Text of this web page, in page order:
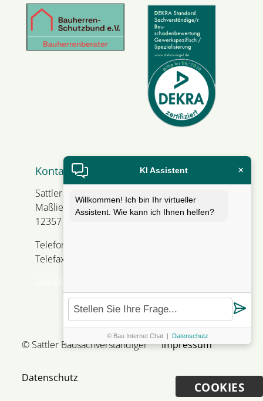
Kontakt
Sattler Bausachverständiger
Maßliebweg 1
12357 Berlin
Telefon +49 30 66 93 13 56
Telefax +49 30 66 93 13 57
© Sattler Bausachverständiger Impressum
Datenschutz
COOKIES
KI Assistent ×
Willkommen! Ich bin Ihr virtueller
Assistent. Wie kann ich Ihnen helfen?
© Bau Internet Chat| Datenschutz